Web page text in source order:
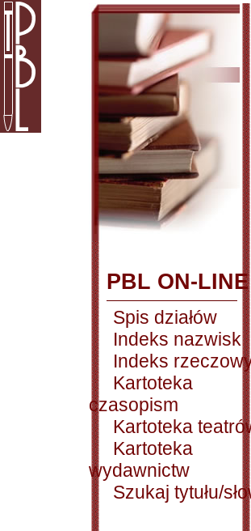
PBL ON-LINE
Spis działów
Indeks nazwisk
Indeks
Kartoteka
czasopism
Kartoteka
Kartoteka
wydawnictw
Szukaj tytułu/